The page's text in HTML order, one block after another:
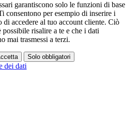
garantiscono solo le funzioni di base
consentono per esempio di inserire i
di accedere al tuo account cliente. Ciò
risalire a te e che i dati
mai trasmessi a terzi.
Solo obbligatori
dei dati